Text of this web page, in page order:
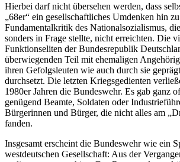
Hierbei darf nicht übersehen werden, dass
„68er“ ein gesellschaftliches Umdenken hin
Fundamentalkritik des Nationalsozialismus,
sonders in Frage stellte, nicht erreichten. Die
Funktionseliten der Bundesrepublik
überwiegenden Teil mit ehemaligen
ihren Gefolgsleuten wie auch durch sie
durchsetzt. Die letzten Kriegsgedienten
1980er Jahren die Bundeswehr. Es gab ganz
genügend Beamte, Soldaten oder
Bürgerinnen und Bürger, die nicht alles am
fanden.
Insgesamt erscheint die Bundeswehr wie ein
westdeutschen Gesellschaft: Aus der